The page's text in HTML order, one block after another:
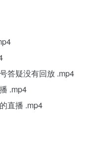
答疑没有回放 .mp4
.mp4
直播 .mp4